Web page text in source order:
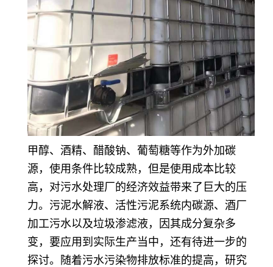
甲醇、酒精、醋酸钠、葡萄糖等作为外加碳
源，使用条件比较成熟，但是使用成本比较
高，对污水处理厂的经济效益带来了巨大的压
力。污泥水解液、活性污泥系统内碳源、酒厂
加工污水以及垃圾渗滤液，因其成分复杂多
变，要应用到实际生产当中，还有待进一步的
探讨。随着污水污染物排放标准的提高，研究